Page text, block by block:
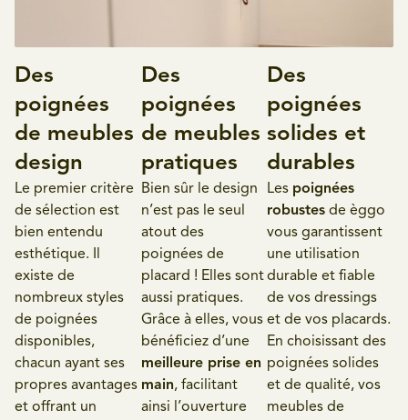
Des
poignées
de meubles
design
Le premier critère
de sélection est
bien entendu
esthétique. Il
existe de
nombreux styles
de poignées
disponibles,
chacun ayant ses
propres avantages
et offrant un
Des
poignées
de meubles
pratiques
Bien sûr le design
n’est pas le seul
atout des
poignées de
placard ! Elles sont
aussi pratiques.
Grâce à elles, vous
bénéficiez d’une
meilleure prise en
main, facilitant
ainsi l’ouverture
Des
poignées
solides et
durables
Les poignées
robustes de èggo
vous garantissent
une utilisation
durable et fiable
de vos dressings
et de vos placards.
En choisissant des
poignées solides
et de qualité, vos
meubles de